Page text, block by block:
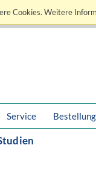
Cookies. Weitere
Service Bestellung